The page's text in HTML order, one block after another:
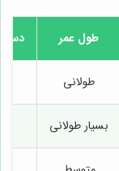
طول عمر
طولانی
بسیار طولانی